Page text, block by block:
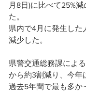
月8日)に比べて25%
た。
県内で4月に発生した
減少した。
県警交通総務課によ
から約3割減り、今年
過去5年間で最も多か